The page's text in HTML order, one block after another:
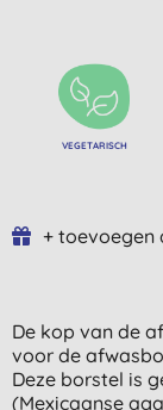
VEGETARISCH
+ toevoegen
De kop van de
voor de
Deze borstel is
(Mexicaanse